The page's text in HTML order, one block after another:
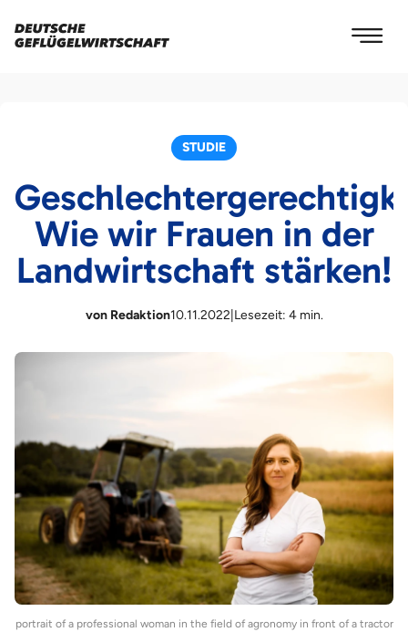
STUDIE
Wie wir Frauen in der
Landwirtschaft stärken!
von Redaktion10.11.2022 Lesezeit: 4 min.
portrait of a professional woman in the field of agronomy in front of a tractor